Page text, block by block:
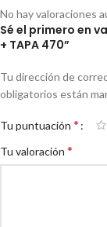
No hay valoraciones
Sé el primero en
+ TAPA 470”
Tu dirección de
obligatorios están
Tu puntuación *
Tu valoración *